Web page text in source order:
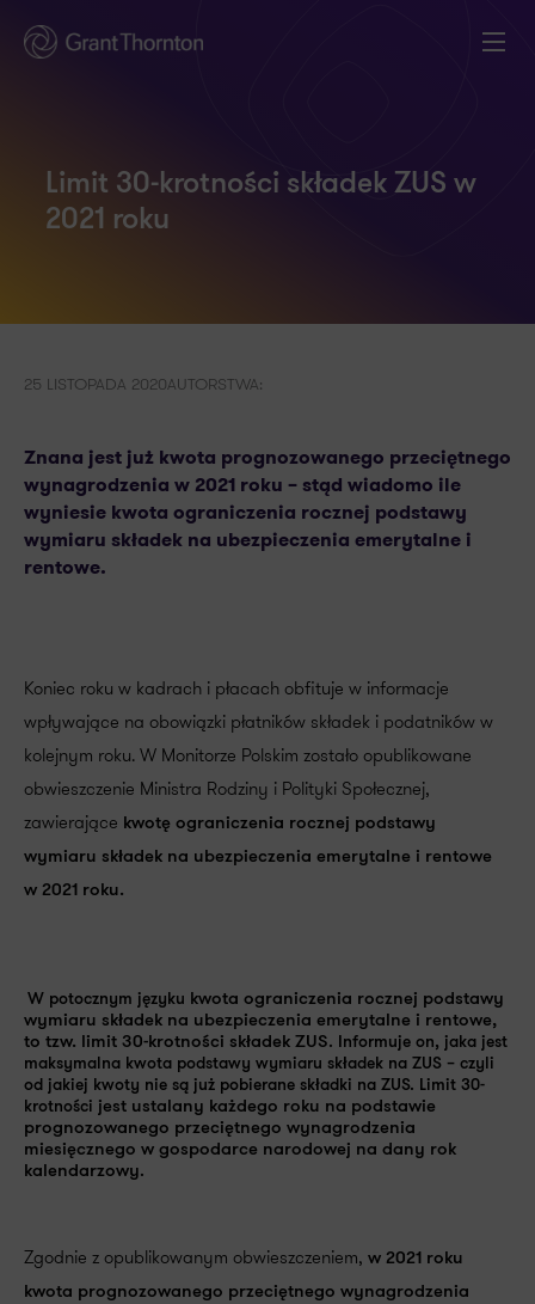
Limit 30-krotności składek ZUS w
2021 roku
25 LISTOPADA 2020AUTORSTWA:
Znana jest już kwota prognozowanego przeciętnego
wynagrodzenia w 2021 roku – stąd wiadomo ile
wyniesie kwota ograniczenia rocznej podstawy
wymiaru składek na ubezpieczenia emerytalne i
rentowe.
Koniec roku w kadrach i płacach obfituje w informacje
wpływające na obowiązki płatników składek i podatników w
kolejnym roku. W Monitorze Polskim zostało opublikowane
obwieszczenie Ministra Rodziny i Polityki Społecznej,
zawierające kwotę ograniczenia rocznej podstawy
wymiaru składek na ubezpieczenia emerytalne i rentowe
w 2021 roku.
W potocznym języku kwota ograniczenia rocznej podstawy
wymiaru składek na ubezpieczenia emerytalne i rentowe,
to tzw. limit 30-krotności składek ZUS. Informuje on, jaka jest
maksymalna kwota podstawy wymiaru składek na ZUS – czyli
od jakiej kwoty nie są już pobierane składki na ZUS. Limit 30-
krotności jest ustalany każdego roku na podstawie
prognozowanego przeciętnego wynagrodzenia
miesięcznego w gospodarce narodowej na dany rok
kalendarzowy.
Zgodnie z opublikowanym obwieszczeniem, w 2021 roku
kwota prognozowanego przeciętnego wynagrodzenia